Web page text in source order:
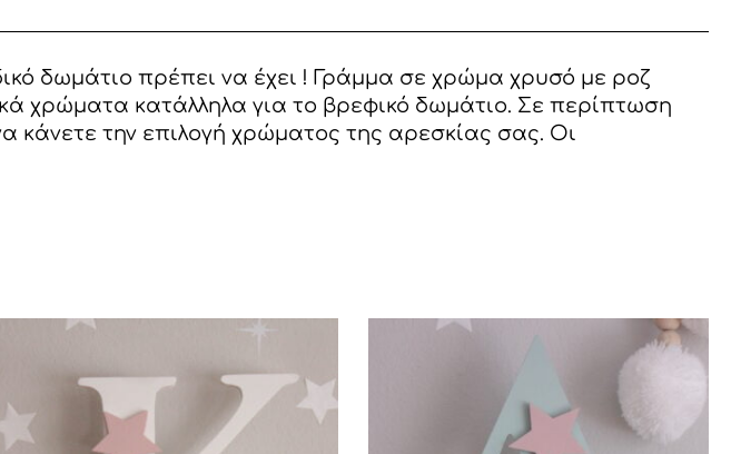
δωμάτιο πρέπει να έχει ! Γράμμα σε χρώμα χρυσό με ροζ
χρώματα κατάλληλα για το βρεφικό δωμάτιο. Σε περίπτωση
κάνετε την επιλογή χρώματος της αρεσκίας σας. Οι